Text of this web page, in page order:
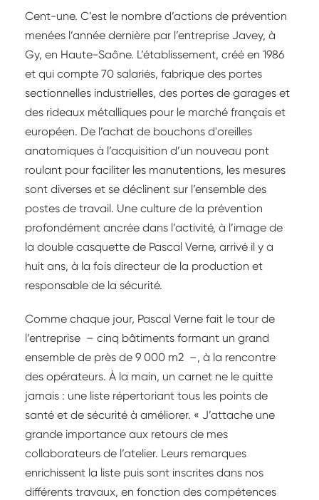
Cent-une. C’est le nombre d’actions de prévention
menées l’année dernière par l’entreprise Javey, à
Gy, en Haute-Saône. L’établissement, créé en 1986
et qui compte 70 salariés, fabrique des portes
sectionnelles industrielles, des portes de garages et
des rideaux métalliques pour le marché français et
européen. De l’achat de bouchons d'oreilles
anatomiques à l’acquisition d’un nouveau pont
roulant pour faciliter les manutentions, les mesures
sont diverses et se déclinent sur l’ensemble des
postes de travail. Une culture de la prévention
profondément ancrée dans l’activité, à l’image de
la double casquette de Pascal Verne, arrivé il y a
huit ans, à la fois directeur de la production et
responsable de la sécurité.
Comme chaque jour, Pascal Verne fait le tour de
l’entreprise – cinq bâtiments formant un grand
ensemble de près de 9 000 m2 –, à la rencontre
des opérateurs. À la main, un carnet ne le quitte
jamais : une liste répertoriant tous les points de
santé et de sécurité à améliorer. « J’attache une
grande importance aux retours de mes
collaborateurs de l’atelier. Leurs remarques
enrichissent la liste puis sont inscrites dans nos
différents travaux, en fonction des compétences